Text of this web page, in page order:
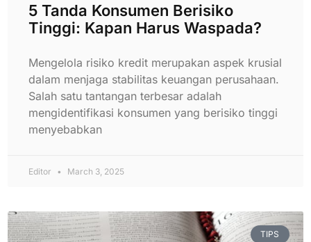
5 Tanda Konsumen Berisiko
Tinggi: Kapan Harus Waspada?
Mengelola risiko kredit merupakan aspek krusial
dalam menjaga stabilitas keuangan perusahaan.
Salah satu tantangan terbesar adalah
mengidentifikasi konsumen yang berisiko tinggi
menyebabkan
Editor March 3, 2025
TIPS